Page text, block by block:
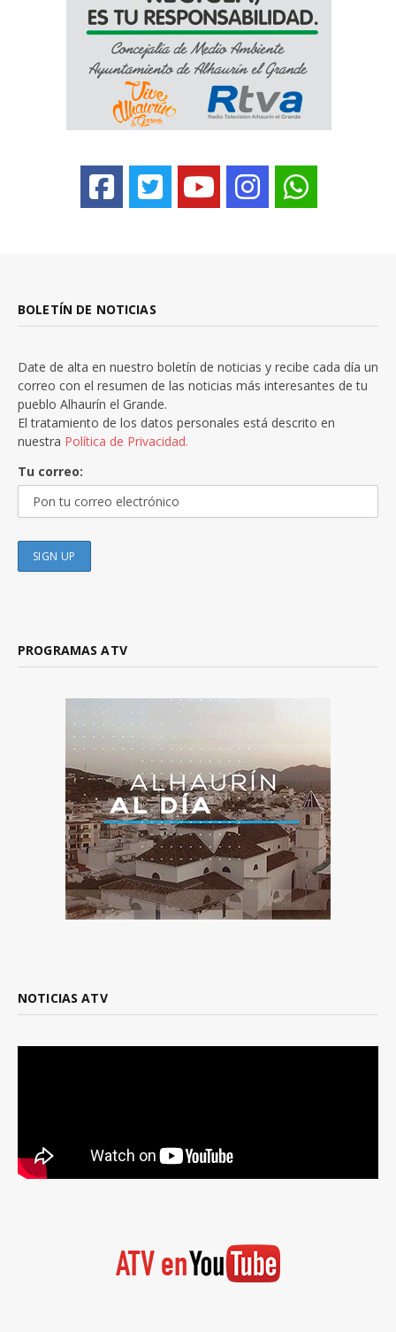
BOLETÍN DE NOTICIAS
Date de alta en nuestro boletín de noticias y recibe cada día un
correo con el resumen de las noticias más interesantes de tu
pueblo Alhaurín el Grande.
El tratamiento de los datos personales está descrito en
nuestra Política de Privacidad.
Tu correo:
PROGRAMAS ATV
NOTICIAS ATV